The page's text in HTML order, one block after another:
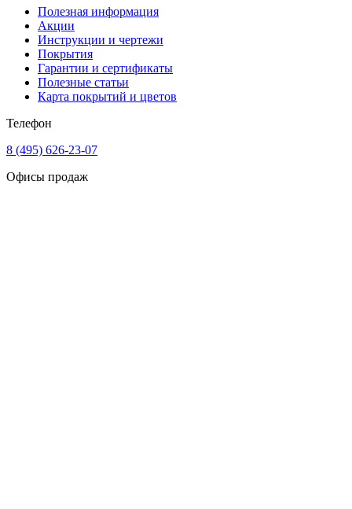
Полезная информация
Акции
Инструкции и чертежи
Покрытия
Гарантии и сертификаты
Полезные статьи
Карта покрытий и цветов
Телефон
8 (495) 626-23-07
Офисы продаж